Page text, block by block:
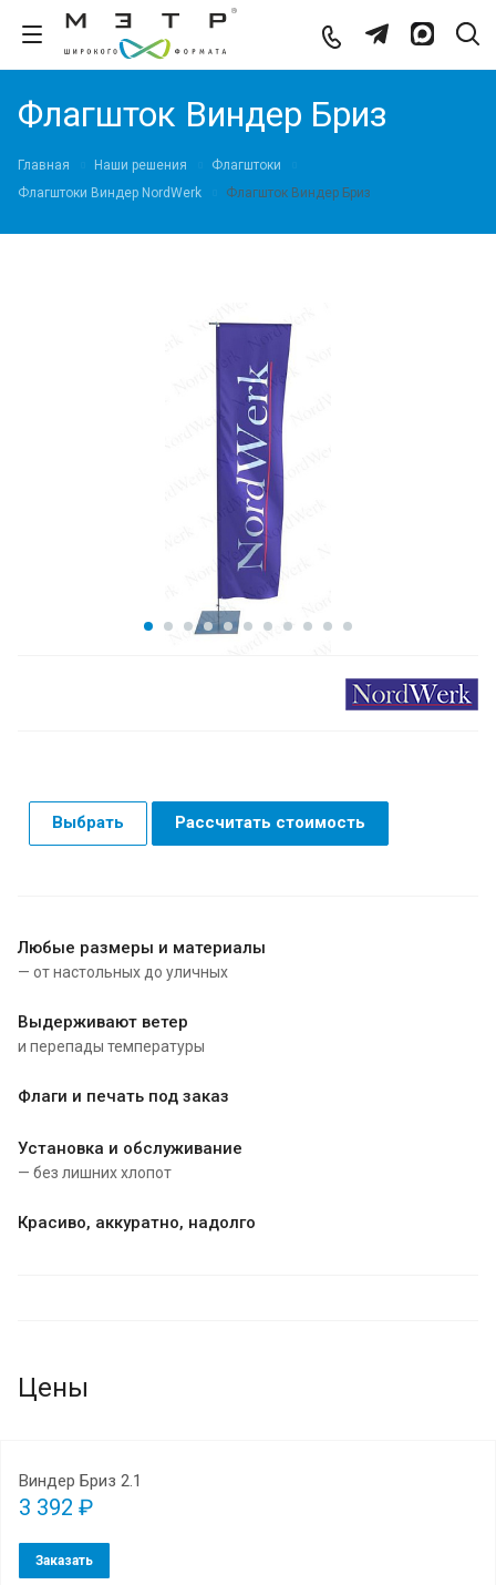
Флагшток Виндер Бриз
Главная Наши решения
Флагштоки
Флагштоки Виндер NordWerk
Флагшток Виндер Бриз
Выбрать Рассчитать стоимость
Любые размеры и материалы
— от настольных до уличных
Выдерживают ветер
и перепады температуры
Флаги и печать под заказ
Установка и обслуживание
— без лишних хлопот
Красиво, аккуратно, надолго
Цены
Виндер Бриз 2.1
3 392 ₽
Заказать